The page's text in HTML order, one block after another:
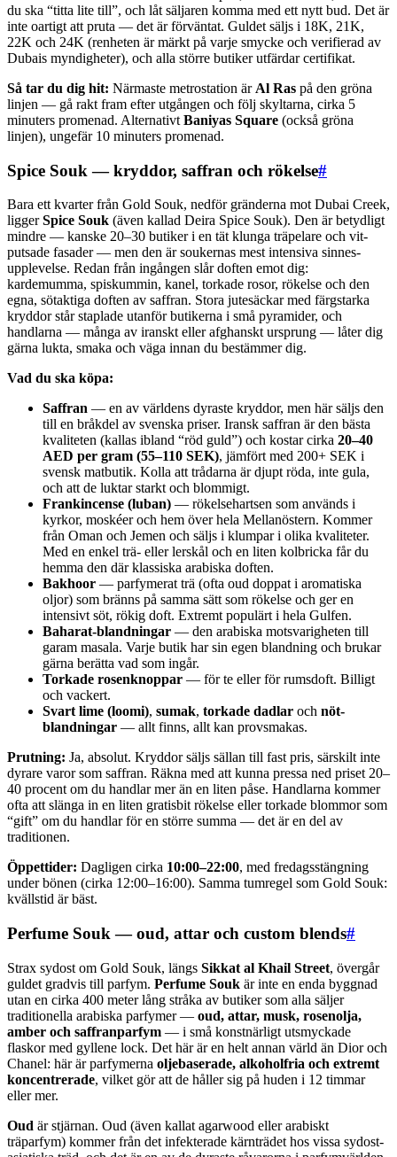
du ska “titta lite till”, och låt säljaren komma med ett nytt bud. Det är
inte oartigt att pruta — det är förväntat. Guldet säljs i 18K, 21K,
22K och 24K (ren­heten är märkt på varje smycke och verifierad av
Dubais myndigheter), och alla större butiker utfärdar certifikat.
Så tar du dig hit: Närmaste metrostation är Al Ras på den gröna
linjen — gå rakt fram efter utgången och följ skyltarna, cirka 5
minuters promenad. Alternativt Baniyas Square (också gröna
linjen), ungefär 10 minuters promenad.
Spice Souk — kryddor, saffran och rökelse#
Bara ett kvarter från Gold Souk, nedför gränderna mot Dubai Creek,
liggerSpice Souk (även kallad Deira Spice Souk). Den är betydligt
mindre — kanske 20–30 butiker i en tät klunga trä­pelare och vit­
putsade fasader — men den är soukernas mest intensiva sinnes­
upplevelse. Redan från ingången slår doften emot dig:
kardemumma, spiskummin, kanel, torkade rosor, rökelse och den
egna, sötaktiga doften av saffran. Stora jutesäckar med färg­starka
kryddor står staplade utanför butikerna i små pyramider, och
handlarna — många av iranskt eller afghanskt ursprung — låter dig
gärna lukta, smaka och väga innan du bestämmer dig.
Vad du ska köpa:
Saffran — en av världens dyraste kryddor, men här säljs den
till en bråkdel av svenska priser. Iransk saffran är den bästa
kvaliteten (kallas ibland “röd guld”) och kostar cirka 20–40
AED per gram (55–110 SEK), jämfört med 200+ SEK i
svensk matbutik. Kolla att trådarna är djupt röda, inte gula,
och att de luktar starkt och blommigt.
Frankincense (luban) — rökelse­hartsen som används i
kyrkor, moskéer och hem över hela Mellanöstern. Kommer
från Oman och Jemen och säljs i klumpar i olika kvaliteter.
Med en enkel trä- eller lerskål och en liten kolbricka får du
hemma den där klassiska arabiska doften.
Bakhoor — parfymerat trä (ofta oud doppat i aromatiska
oljor) som bränns på samma sätt som rökelse och ger en
intensivt söt, rökig doft. Extremt populärt i hela Gulfen.
Baharat-blandningar — den arabiska mot­svarigheten till
garam masala. Varje butik har sin egen blandning och brukar
gärna berätta vad som ingår.
Torkade rosen­knoppar — för te eller för rumsdoft. Billigt
och vackert.
Svart lime (loomi), sumak, torkade dadlar och nöt­
blandningar — allt finns, allt kan provsmakas.
Prutning: Ja, absolut. Kryddor säljs sällan till fast pris, särskilt inte
dyrare varor som saffran. Räkna med att kunna pressa ned priset 20–
40 procent om du handlar mer än en liten påse. Handlarna kommer
ofta att slänga in en liten gratis­bit rökelse eller torkade blommor som
“gift” om du handlar för en större summa — det är en del av
traditionen.
Öppettider: Dagligen cirka 10:00–22:00, med fredagsstängning
under bönen (cirka 12:00–16:00). Samma tumregel som Gold Souk:
kvällstid är bäst.
Perfume Souk — oud, attar och custom blends#
Strax sydost om Gold Souk, längs Sikkat al Khail Street, övergår
guldet gradvis till parfym. Perfume Souk är inte en enda byggnad
utan en cirka 400 meter lång stråka av butiker som alla säljer
traditionella arabiska parfymer — oud, attar, musk, rosen­olja,
amber och saffran­parfym — i små konstnärligt utsmyckade
flaskor med gyllene lock. Det här är en helt annan värld än Dior och
Chanel: här är parfymerna olje­baserade, alkoholfria och extremt
koncentrerade, vilket gör att de håller sig på huden i 12 timmar
eller mer.
Oud är stjärnan. Oud (även kallat agarwood eller arabiskt
träparfym) kommer från det infekterade kärn­trädet hos vissa sydost­